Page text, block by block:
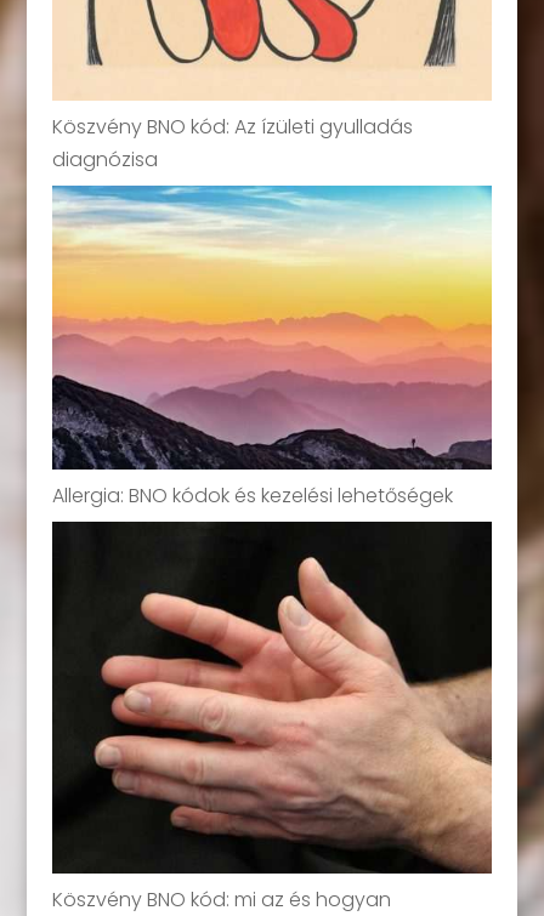
Köszvény BNO kód: Az ízületi gyulladás
diagnózisa
Allergia: BNO kódok és kezelési lehetőségek
Köszvény BNO kód: mi az és hogyan